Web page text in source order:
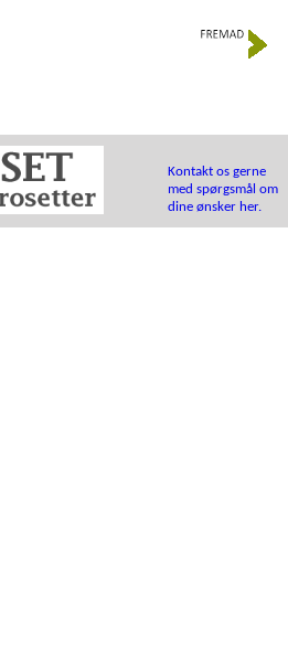
Kontakt os gerne
med spørgsmål om
dine ønsker her.